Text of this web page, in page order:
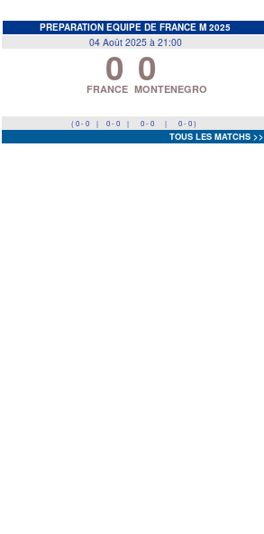
PREPARATION EQUIPE DE FRANCE M 2025
04 Août 2025 à 21:00
0
FRANCE 0
MONTENEGRO
( 0 - 0 | 0 - 0 | 0 - 0 | 0 - 0 )
TOUS LES MATCHS >>